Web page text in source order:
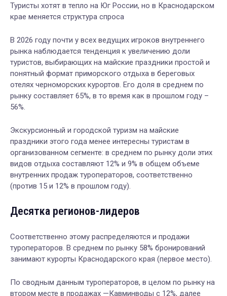
Туристы хотят в тепло на Юг России, но в Краснодарском
крае меняется структура спроса
В 2026 году почти у всех ведущих игроков внутреннего
рынка наблюдается тенденция к увеличению доли
туристов, выбирающих на майские праздники простой и
понятный формат приморского отдыха в береговых
отелях черноморских курортов. Его доля в среднем по
рынку составляет 65%, в то время как в прошлом году –
56%.
Экскурсионный и городской туризм на майские
праздники этого года менее интересны туристам в
организованном сегменте: в среднем по рынку доли этих
видов отдыха составляют 12% и 9% в общем объеме
внутренних продаж туроператоров, соответственно
(против 15 и 12% в прошлом году).
Десятка регионов-лидеров
Соответственно этому распределяются и продажи
туроператоров. В среднем по рынку 58% бронирований
занимают курорты Краснодарского края (первое место).
По сводным данным туроператоров, в целом по рынку на
втором месте в продажах —Кавминводы с 12%, далее